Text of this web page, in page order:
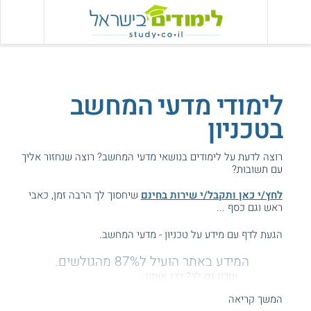
לימודי מדעי המחשב
בטכניון
רוצה לדעת על לימודים בנושאי מדעי המחשב? רוצה שנחזור אליך
עם תשובות?
לחץ/י כאן ותקבל/י שירות בחינם שיחסוך לך הרבה זמן, כאבי
ראש וגם כסף ...
הגעת לדף עם מידע על טכניון - מדעי המחשב.
המידע באתר הועיל ל87% מהגולשים.
עזרנו גם לך? דרג אותנו:
המשך קריאה